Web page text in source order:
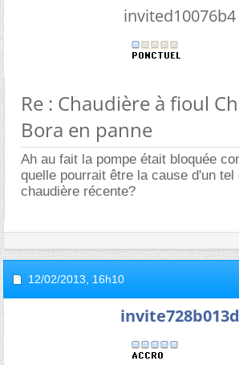
invited10076b4
Re : Chaudière à fioul
Bora en panne
Ah au fait la pompe était bloquée
quelle pourrait être la cause d'un tel
chaudière récente?
12/02/2013, 16h10
invite728b013d